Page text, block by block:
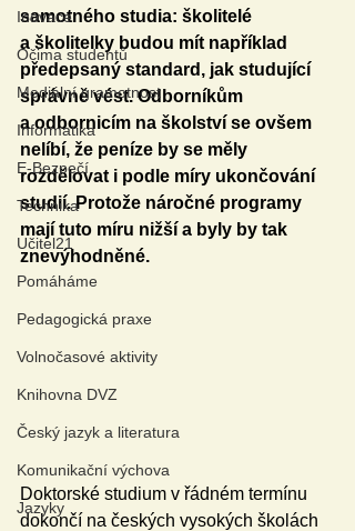
Inovace
Očima studentů
Mediální gramotnost
Informatika
E-Bezpečí
Technika
Učitel21
Pomáháme
Pedagogická praxe
Volnočasové aktivity
Knihovna DVZ
Český jazyk a literatura
Komunikační výchova
Jazyky
samotného studia: školitelé
a školitelky budou mít například
předepsaný standard, jak studující
správně vést. Odborníkům
a odbornicím na školství se ovšem
nelíbí, že peníze by se měly
rozdělovat i podle míry ukončování
studií. Protože náročné programy
mají tuto míru nižší a byly by tak
znevýhodněné.
Doktorské studium v řádném termínu
dokončí na českých vysokých školách